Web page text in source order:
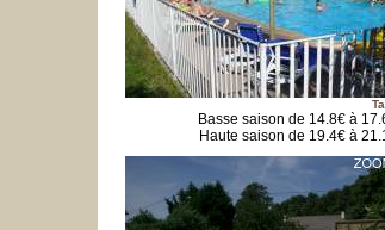
Basse saison de 14.8€ à
Haute saison de 19.4€ à